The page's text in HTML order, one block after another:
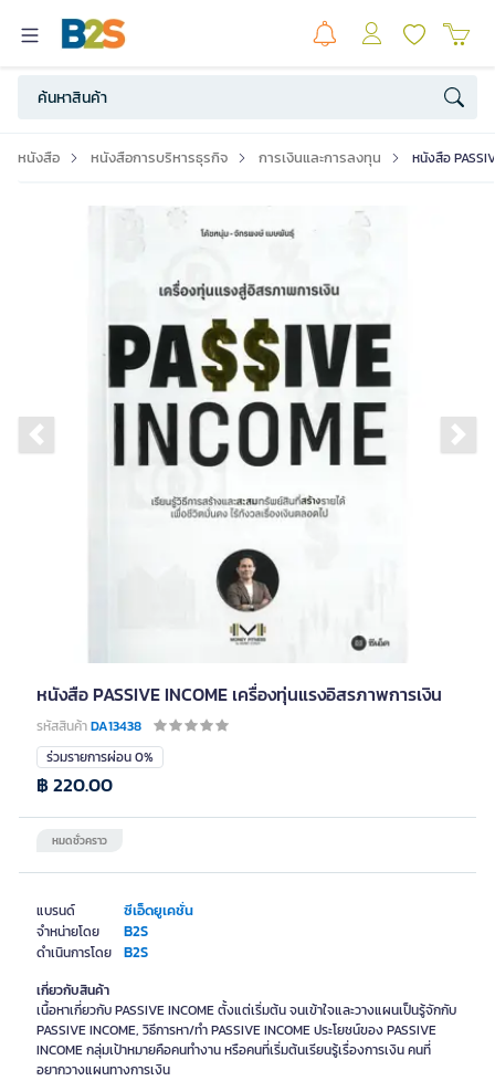
หนังสือ หนังสือการบริหารธุรกิจ การเงินและการลงทุน หนังสือ
Previous slide
หนังสือ PASSIVE INCOME เครื่องทุ่นแรงอิสรภาพการเงิน
รหัสสินค้าDA13438
แบรนด์ ซีเอ็ดยูเคชั่น
จำหน่ายโดย B2S
ดำเนินการโดย B2S
ร่วมรายการผ่อน 0%
หมดชั่วคราว
฿ 220.00
เกี่ยวกับสินค้า
เนื้อหาเกี่ยวกับ PASSIVE INCOME ตั้งแต่เริ่มต้น จนเข้าใจและวางแผนเป็นรู้จักกับ
PASSIVE INCOME, วิธีการหา/ทำ PASSIVE INCOME ประโยชน์ของ PASSIVE
INCOME กลุ่มเป้าหมายคือคนทำงาน หรือคนที่เริ่มต้นเรียนรู้เรื่องการเงิน คนที่
อยากวางแผนทางการเงิน